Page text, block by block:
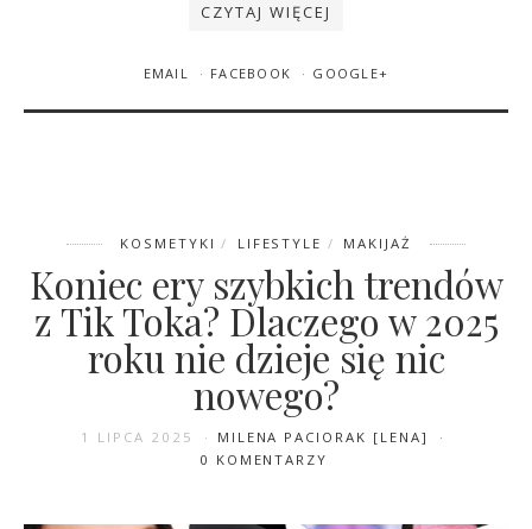
CZYTAJ WIĘCEJ
EMAIL FACEBOOK GOOGLE+
KOSMETYKI LIFESTYLE MAKIJAŻ
Koniec ery szybkich trendów
z Tik Toka? Dlaczego w 2025
roku nie dzieje się nic
nowego?
1 LIPCA 2025
MILENA PACIORAK [LENA]
0 KOMENTARZY